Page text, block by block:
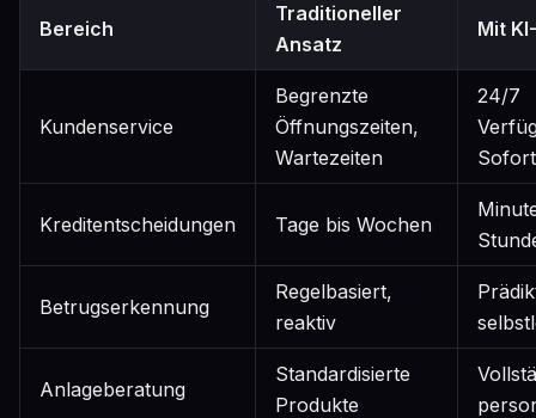
Bereich
Traditioneller
Ansatz
Mit
Kundenservice
Begrenzte
Öffnungszeiten,
Wartezeiten
24/7
Kreditentscheidungen Tage bis Wochen
Betrugserkennung
Regelbasiert,
reaktiv
Anlageberatung
Standardisierte
Produkte